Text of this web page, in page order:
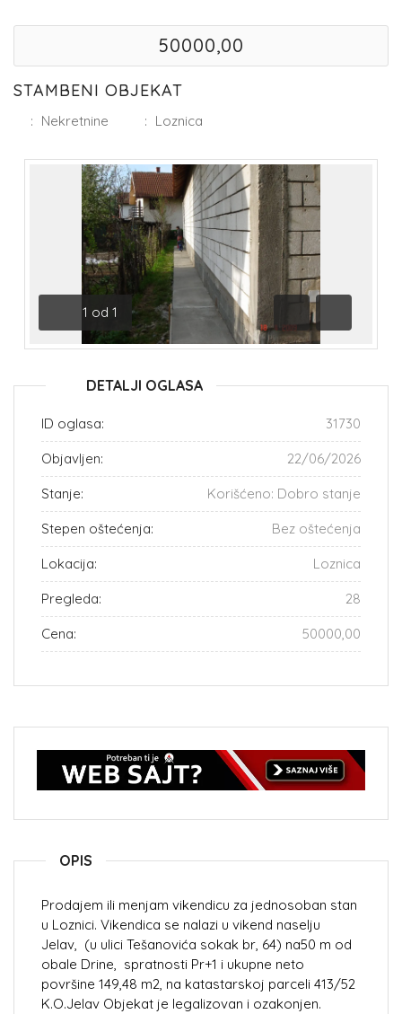
50000,00
STAMBENI OBJEKAT
: Nekretnine : Loznica
1 od 1
Prethodna
Sledeća
DETALJI OGLASA
ID oglasa: 31730
Objavljen: 22/06/2026
Stanje: Korišćeno: Dobro stanje
Stepen oštećenja: Bez oštećenja
Lokacija: Loznica
Pregleda: 28
Cena: 50000,00
OPIS
Prodajem ili menjam vikendicu za jednosoban stan
u Loznici. Vikendica se nalazi u vikend naselju
Jelav, (u ulici Tešanovića sokak br, 64) na50 m od
obale Drine, spratnosti Pr+1 i ukupne neto
površine 149,48 m2, na katastarskoj parceli 413/52
K.O.Jelav Objekat je legalizovan i ozakonjen.